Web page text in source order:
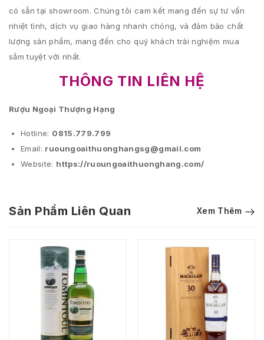
có sẵn tại showroom. Chúng tôi cam kết mang đến sự tư vấn
nhiệt tình, dịch vụ giao hàng nhanh chóng, và đảm bảo chất
lượng sản phẩm, mang đến cho quý khách trải nghiệm mua
sắm tuyệt vời nhất.
THÔNG TIN LIÊN HỆ
Rượu Ngoại Thượng Hạng
Hotline: 0815.779.799
Email: ruoungoaithuonghangsg@gmail.com
Website: https://ruoungoaithuonghang.com/
Sản Phẩm Liên Quan Xem Thêm